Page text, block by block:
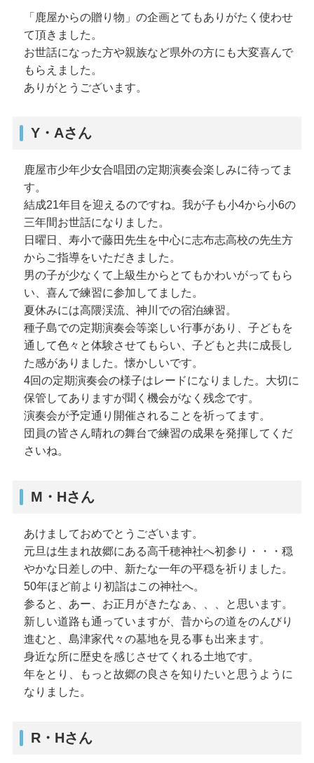
「鹿屋からの贈り物」の企画とてもありがたく使わせ
て頂きました。
お世話になった方や親族など県外の方にも大変喜んで
もらえました。
ありがとうございます。
Y・Aさん
鹿屋市少年少女合唱団の定期演奏会楽しみに待ってま
す。
結成21年目を迎えるのですね。我が子も小4から小6の
三年間お世話になりました。
日曜日、寿小で藤田先生を中心に志布志高校の先生方
からご指導をいただきました。
男の子が少なくて上級生からとてもかわいがってもら
い、喜んで練習に参加してました。
夏休みには高隈渓流、神川での宿泊練習。
種子島での定期演奏会等楽しい行事があり、子どもを
通して色々と体験させてもらい、子どもと共に成長し
た感がありました。懐かしいです。
4回の定期演奏会の様子はレードになりました。大切に
保管してありますが聞く機会がなく残念です。
演奏会が予定通り開催されることを祈ってます。
団員の皆さん晴れの舞台で練習の成果を発揮してくだ
さいね。
M・Hさん
あけましておめでとうございます。
元旦は生まれ故郷にある高千穂神社へ初参り・・・穏
やかな日差しの中、新たな一年の平穏を祈りました。
50年ほど前より初詣はこの神社へ。
参ると、あー、お正月がきたなぁ、、、と思います。
新しい道路も通っていますが、昔からの道をのんびり
進むと、島津家代々の墓地を見る事も出来ます。
身近な所に歴史を感じさせてくれる土地です。
年をとり、もっと故郷の良さを知りたいと思うように
なりました。
R・Hさん